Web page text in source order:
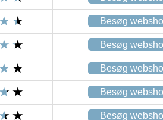
Besøg
Besøg
Besøg
Besøg
Besøg